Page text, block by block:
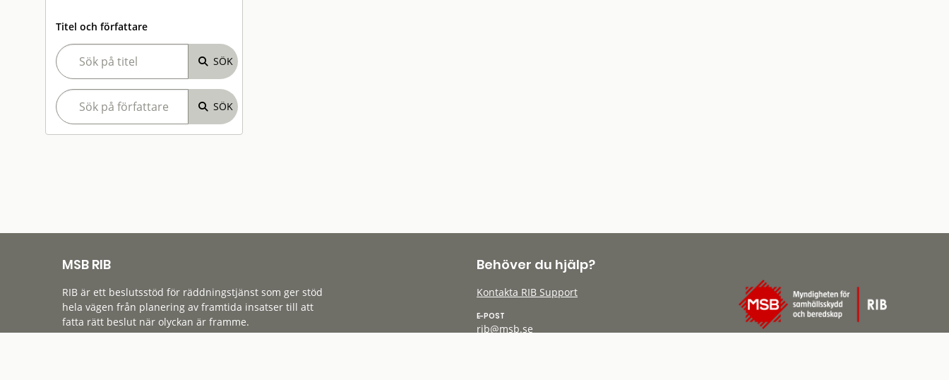
Titel och författare
MSB RIB
RIB är ett beslutsstöd för räddningstjänst som ger stöd
hela vägen från planering av framtida insatser till att
fatta rätt beslut när olyckan är framme.
Behöver du hjälp?
Kontakta RIB Support
E-POST
rib@msb.se